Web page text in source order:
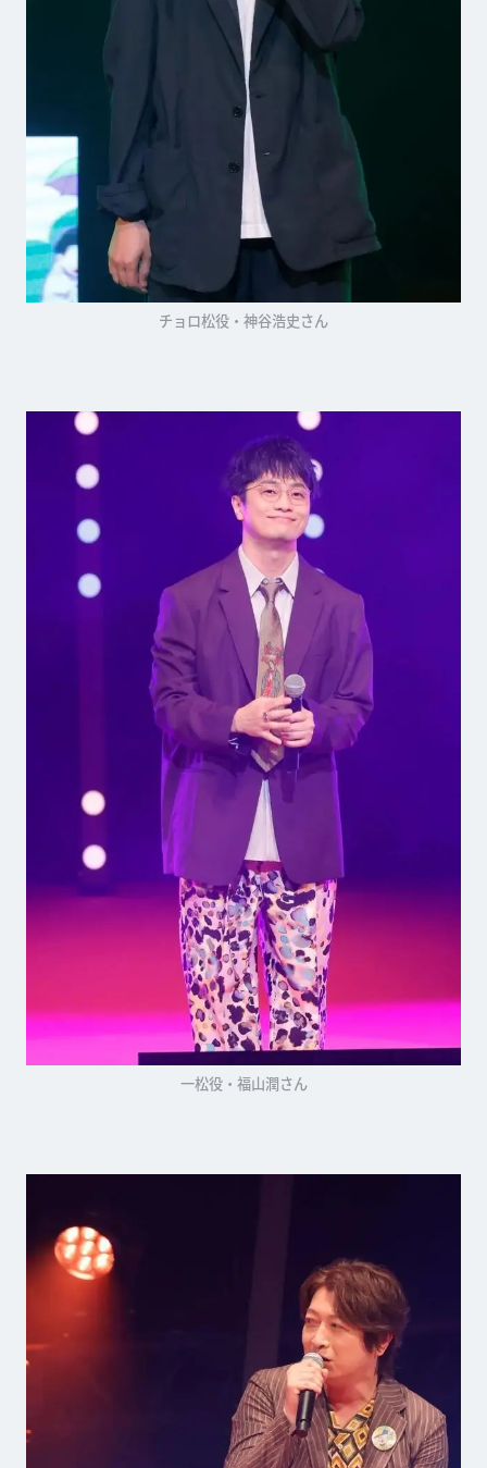
チョロ松役・神谷浩史さん
一松役・福山潤さん